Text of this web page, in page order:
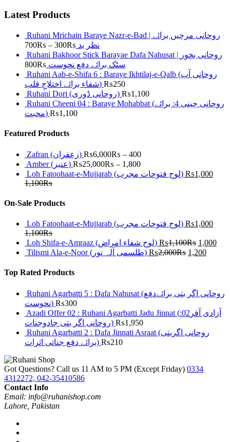
Latest Products
Ruhani Mrichain Baraye Nazr-e-Bad | روحانی مرچیں برائے
نظر بد ₨
300
–
₨
700
Ruhani Bakhoor Stick Barayae Dafa Nahusat | روحانی بخور
سٹک برائے دفع نحوست ₨
800
Ruhani Aab-e-Shifa 6 : Baraye Ikhtilaj-e-Qalb (روحانی آب
شفاء برائے اختلاجِ قلب) ₨250
Ruhani Dori (روحانی ڈوری) ₨1,100
Ruhani Cheeni 04 : Baraye Mohabbat (روحانی چینی 4: برائے
محبت) ₨1,100
Featured Products
Zafran (زعفران) ₨ 400
–
₨
6,000
Amber (عنبر) ₨ 1,800
–
₨
25,000
Loh Fatoohaat-e-Mujjarab (لوح فتوحات مجرب) ₨1,000
₨
1,100
On-Sale Products
Loh Fatoohaat-e-Mujjarab (لوح فتوحات مجرب) ₨1,000
₨
1,100
Loh Shifa-e-Amraaz (لوح شفاء امراض) ₨ 1,000
₨
1,100
Tilismi Ala-e-Noor (طلسمی آلہ نور) ₨ 1,200
₨
2,000
Top Rated Products
Ruhani Agarbatti 5 : Dafa Nahusat (روحانی اگر بتی برائےدفع
نحوست) ₨300
Azadi Offer 02 : Ruhani Agarbatti Jadu Jinnat (آزادی آفر02:
روحانی اگر بتی جادوجنات) ₨1,950
Ruhani Agarbatti 2 : Dafa Jinnati Asraat (روحانی اگربتی
برائے دفع جناتی اثرات) ₨210
Got Questions? Call us 11 AM to 5 PM (Except Friday) 0334
4312272, 042-35410586
Contact Info
Email: info@ruhanishop.com
Lahore, Pakistan